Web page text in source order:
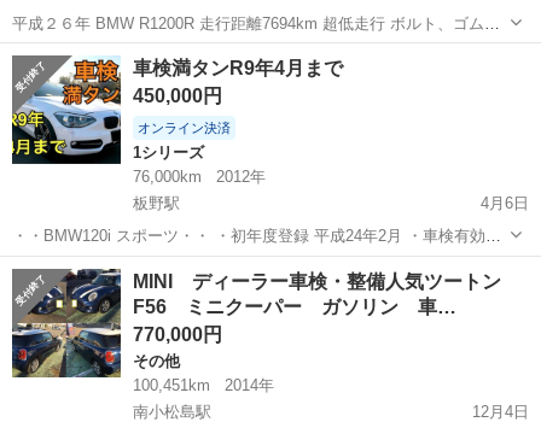
平成２６年 BMW R1200R 走行距離7694km 超低走行 ボルト、ゴム部
品に錆や劣化はありますが美車です。 ウインドシールド、エンジンガ
ード、サイドバッグ付き フロントタイヤひび割れ交換時期 ETC付き
興味のある...
徳島 徳島市 佐古駅 その他 エンジン
車検満タンR9年4月まで
450,000円
オンライン決済
1シリーズ
76,000km
2012年
板野駅
4月6日
・・BMW120i スポーツ・・ ・初年度登録 平成24年2月 ・車検有効期
限 令和9年4月 2年満タン ・走行距離 : 76,000キロ ( 使用中の為 若
干増えます) ・ホワイト 車の調子...
徳島 板野郡 1シリーズ エレメント
MINI ディーラー車検・整備人気ツートン
F56 ミニクーパー ガソリン 車…
770,000円
その他
100,451km
2014年
南小松島駅
12月4日